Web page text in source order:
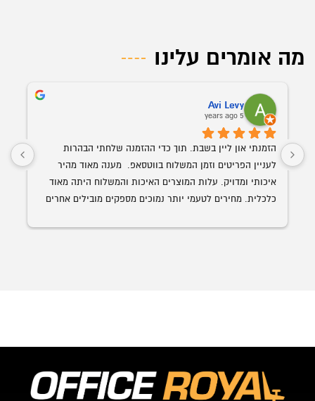
מה אומרים עלינו
Avi Levy
5 years ago
מ-24 שעות מההזמנה.